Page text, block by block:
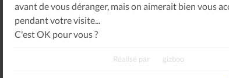
avant de vous déranger, mais on aimerait bien vous
pendant votre visite...
C'est OK pour vous ?
Réalisé par gizboo